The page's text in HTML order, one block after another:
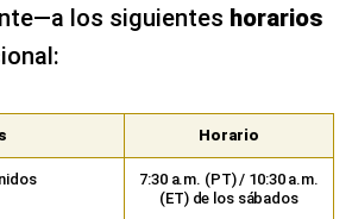
los siguientes horarios
Horario
7:30 a.m. (PT) / 10:30 a.m.
(ET) de los sábados